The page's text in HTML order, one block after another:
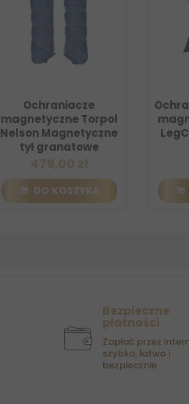
Ochraniacze
magnetyczne Torpol
Nelson Magnetyczne
tył granatowe
DO KOSZYKA
Bezpieczne
płatności
Zapłać przez
szybko, łatwo i
bezpiecznie